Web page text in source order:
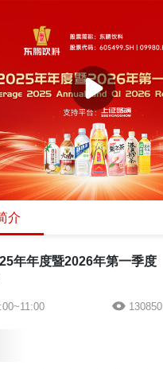
介
年年度暨2026年第一季度
130850